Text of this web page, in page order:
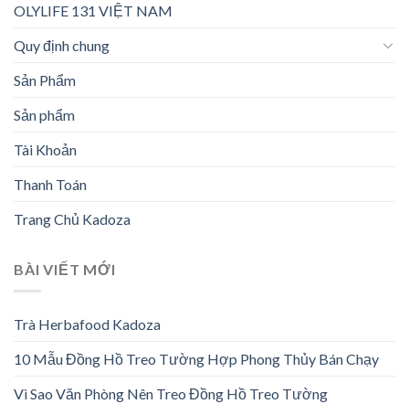
OLYLIFE 131 VIỆT NAM
Quy định chung
Sản Phẩm
Sản phẩm
Tài Khoản
Thanh Toán
Trang Chủ Kadoza
BÀI VIẾT MỚI
Trà Herbafood Kadoza
10 Mẫu Đồng Hồ Treo Tường Hợp Phong Thủy Bán Chạy
Vì Sao Văn Phòng Nên Treo Đồng Hồ Treo Tường